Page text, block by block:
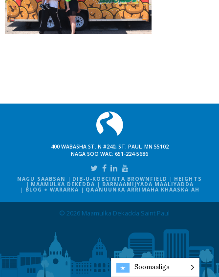
400 WABASHA ST. N #240, ST. PAUL, MN 55102
NAGA SOO WAC: 651-224-5686
NAGU SAABSAN DIB-U-KOBCINTA BROWNFIELD HEIGHTS
MAAMULKA DEKEDDA BARNAAMIJYADA MAALIYADDA
BLOG + WARARKA QAANUUNKA ARRIMAHA KHAASKA AH
© 2026 Maamulka Dekadda Saint Paul
Soomaaliga